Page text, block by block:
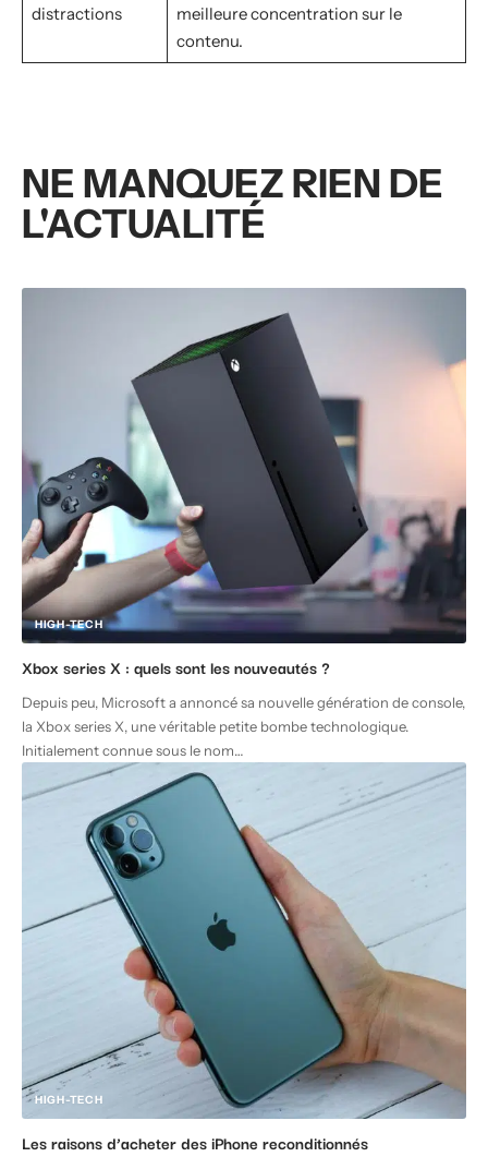
distractions
meilleure concentration sur le
contenu.
NE MANQUEZ RIEN DE
L'ACTUALITÉ
HIGH-TECH
Xbox series X : quels sont les nouveautés ?
Depuis peu, Microsoft a annoncé sa nouvelle génération de console,
la Xbox series X, une véritable petite bombe technologique.
Initialement connue sous le nom…
HIGH-TECH
Les raisons d’acheter des iPhone reconditionnés